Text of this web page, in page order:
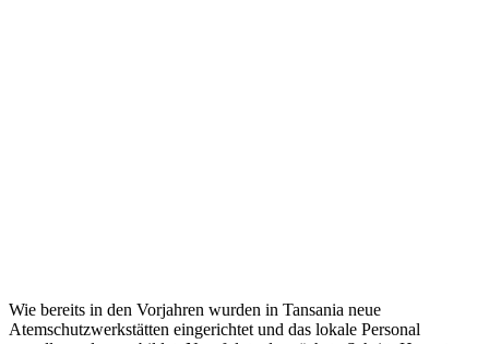
Wie bereits in den Vorjahren wurden in Tansania neue
Atemschutzwerkstätten eingerichtet und das lokale Personal